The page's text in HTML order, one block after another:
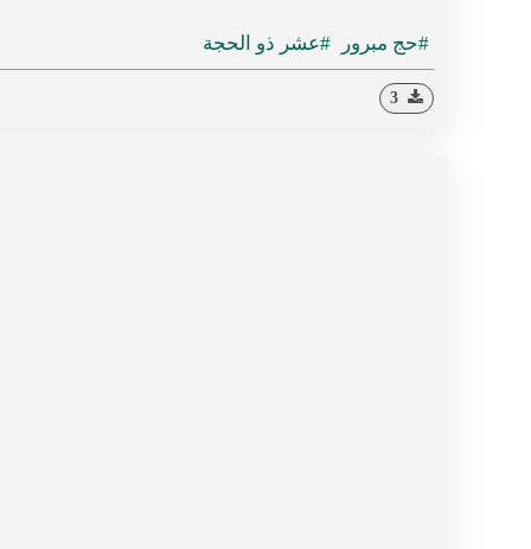
#حج مبرور #عشر ذو الحجة